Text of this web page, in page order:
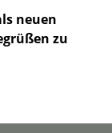
neuen
zu